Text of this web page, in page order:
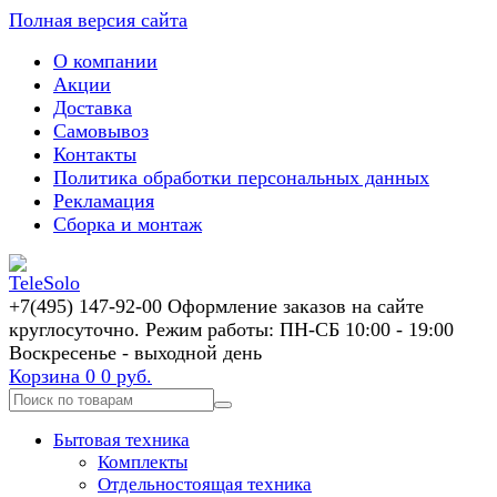
Полная версия сайта
О компании
Акции
Доставка
Самовывоз
Контакты
Политика обработки персональных данных
Рекламация
Сборка и монтаж
+7(495) 147-92-00 Оформление заказов на сайте
круглосуточно. Режим работы: ПН-СБ 10:00 - 19:00
Воскресенье - выходной день
Корзина 0 0 руб.
Бытовая техника
Комплекты
Отдельностоящая техника